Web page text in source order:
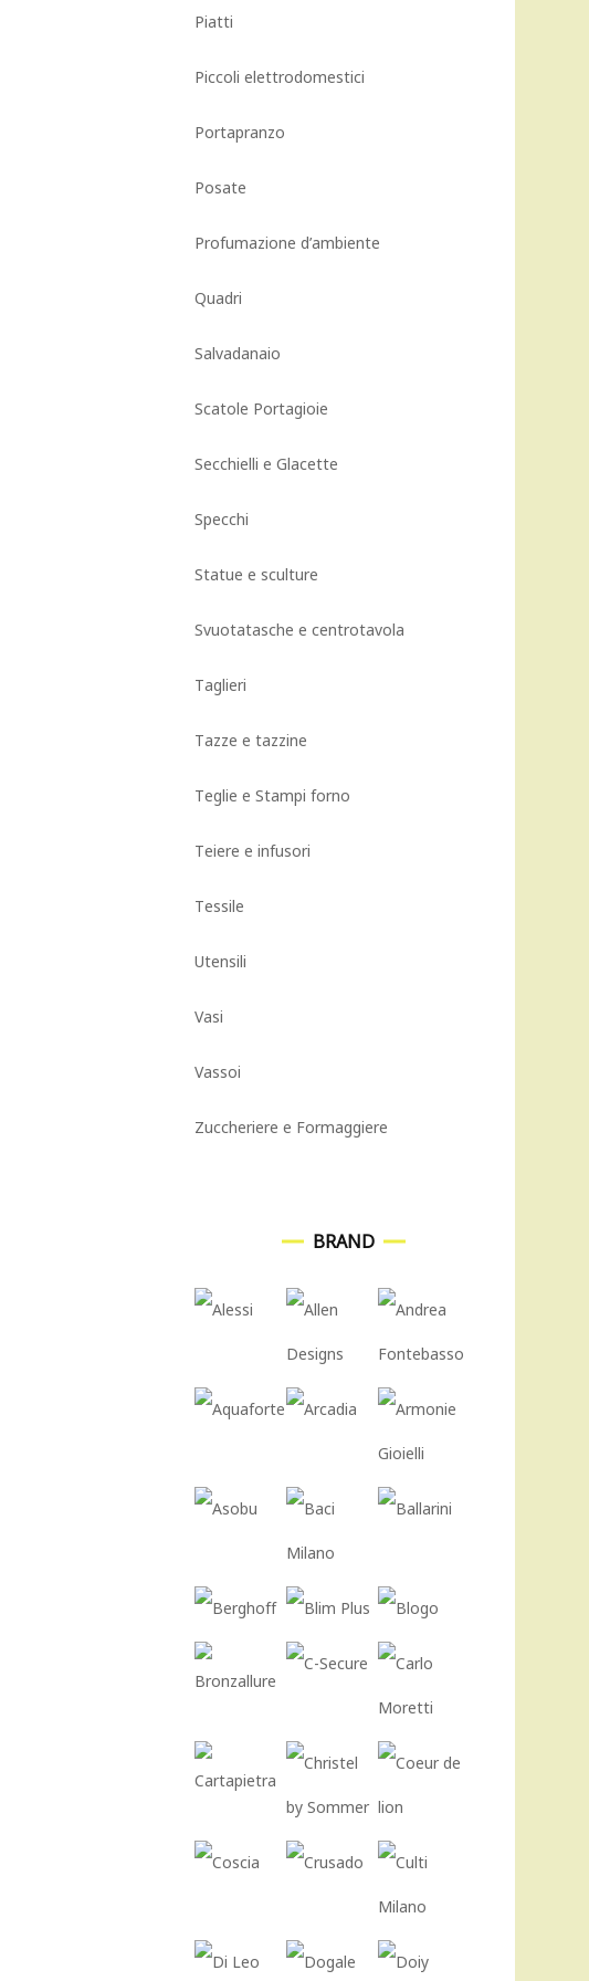
Piatti
Piccoli elettrodomestici
Portapranzo
Posate
Profumazione d’ambiente
Quadri
Salvadanaio
Scatole Portagioie
Secchielli e Glacette
Specchi
Statue e sculture
Svuotatasche e centrotavola
Taglieri
Tazze e tazzine
Teglie e Stampi forno
Teiere e infusori
Tessile
Utensili
Vasi
Vassoi
Zuccheriere e Formaggiere
BRAND